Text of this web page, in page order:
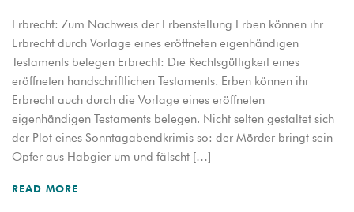
Erbrecht: Zum Nachweis der Erbenstellung Erben können ihr
Erbrecht durch Vorlage eines eröffneten eigenhändigen
Testaments belegen Erbrecht: Die Rechtsgültigkeit eines
eröffneten handschriftlichen Testaments. Erben können ihr
Erbrecht auch durch die Vorlage eines eröffneten
eigenhändigen Testaments belegen. Nicht selten gestaltet sich
der Plot eines Sonntagabendkrimis so: der Mörder bringt sein
Opfer aus Habgier um und fälscht […]
READ MORE